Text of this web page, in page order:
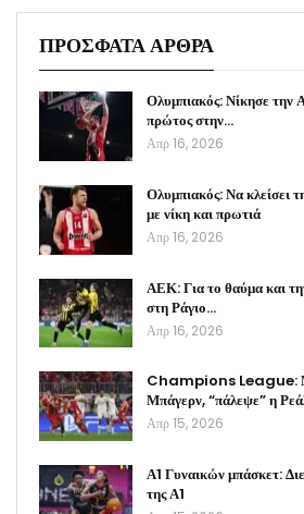
ΠΡΟΣΦΑΤΑ ΑΡΘΡΑ
Ολυμπιακός: Νίκησε την
πρώτος στην…
Απρ 16, 2026
Ολυμπιακός: Να
με νίκη και πρωτιά
Απρ 16, 2026
ΑΕΚ: Για το θαύμα και
στη Ράγιο…
Απρ 16, 2026
Champions League:
Μπάγερν, “πάλεψε” η
Απρ 15, 2026
Α1 Γυναικών μπάσκετ:
της Α1